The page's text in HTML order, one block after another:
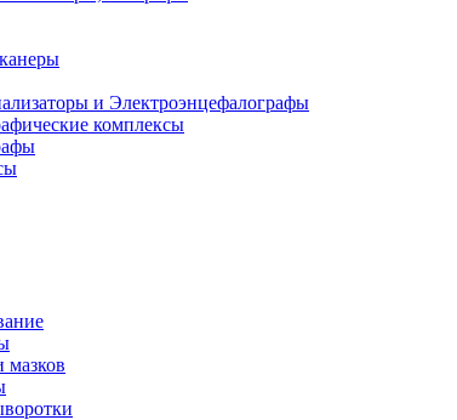
и Электроэнцефалографы
комплексы
мазков